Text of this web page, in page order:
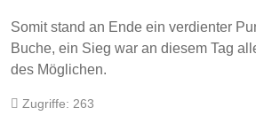
Somit stand an Ende ein verdienter
Buche, ein Sieg war an diesem Tag
des Möglichen.
Zugriffe: 263